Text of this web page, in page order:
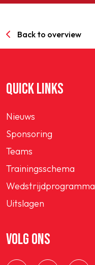
Back to overview
QUICK LINKS
Nieuws
Sponsoring
Teams
Trainingsschema
Wedstrijdprogramma
Uitslagen
VOLG ONS